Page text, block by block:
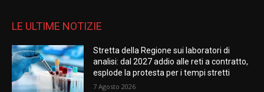
LE ULTIME NOTIZIE
Stretta della Regione sui laboratori di
analisi: dal 2027 addio alle reti a contratto,
esplode la protesta per i tempi stretti
7 Agosto 2026